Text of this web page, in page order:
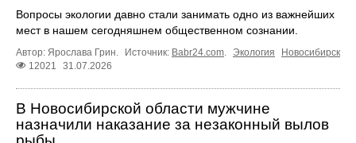
Вопросы экологии давно стали занимать одно из важнейших
мест в нашем сегодняшнем общественном сознании.
Автор: Ярослава Грин. Источник: Babr24.com. Экология
Новосибирск
12021
31.07.2026
В Новосибирской области мужчине
назначили наказание за незаконный вылов